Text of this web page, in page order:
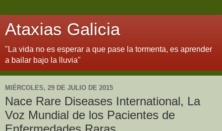
Ataxias Galicia
"La vida no es esperar a que pase la tormenta, es aprender
a bailar bajo la lluvia"
MIÉRCOLES, 29 DE JULIO DE 2015
Nace Rare Diseases International, La
Voz Mundial de los Pacientes de